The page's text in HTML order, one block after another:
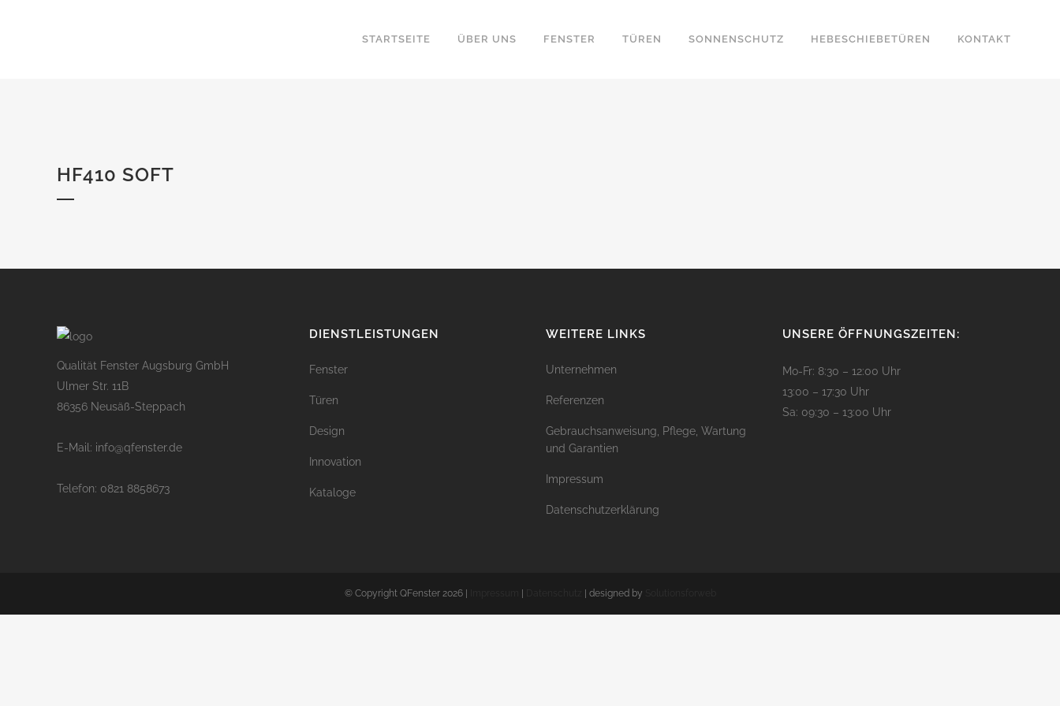
STARTSEITE ÜBER UNS FENSTER TÜREN SONNENSCHUTZ HEBESCHIEBETÜREN KONTAKT
HF410 SOFT
Qualität Fenster Augsburg GmbH
Ulmer Str. 11B
86356 Neusäß-Steppach
E-Mail: info@qfenster.de
Telefon: 0821 8858673
DIENSTLEISTUNGEN
Fenster
Türen
Design
Innovation
Kataloge
WEITERE LINKS
Unternehmen
Referenzen
Gebrauchsanweisung, Pflege, Wartung
und Garantien
Impressum
Datenschutzerklärung
UNSERE ÖFFNUNGSZEITEN:
Mo-Fr: 8:30 – 12:00 Uhr
13:00 – 17:30 Uhr
Sa: 09:30 – 13:00 Uhr
© Copyright QFenster 2026 | | designed by